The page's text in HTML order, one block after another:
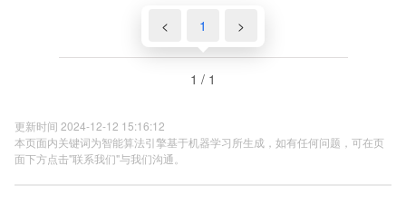
< 1 >
1 / 1
更新时间 2024-12-12 15:16:12
本页面内关键词为智能算法引擎基于机器学习所生成，如有任何问题，可在页
面下方点击"联系我们"与我们沟通。